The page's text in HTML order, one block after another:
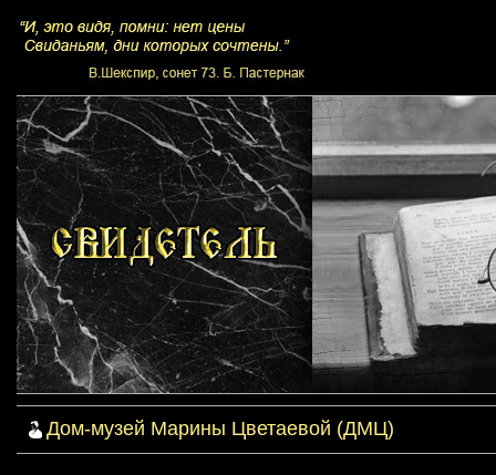
Дом-музей Марины Цветаевой (ДМЦ)